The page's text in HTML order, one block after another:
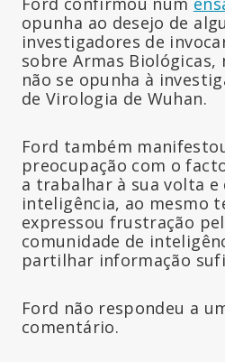
opunha ao desejo de
investigadores de
sobre Armas Biológicas,
não se opunha à
de Virologia de Wuhan.
Ford também
preocupação com o
a trabalhar à sua volta e
inteligência, ao mesmo
expressou frustração
comunidade de
partilhar informação
Ford não respondeu a
comentário.